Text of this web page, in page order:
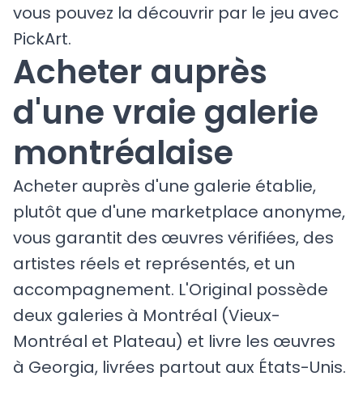
vous pouvez la découvrir par le jeu avec
PickArt.
Acheter auprès
d'une vraie galerie
montréalaise
Acheter auprès d'une galerie établie,
plutôt que d'une marketplace anonyme,
vous garantit des œuvres vérifiées, des
artistes réels et représentés, et un
accompagnement. L'Original possède
deux galeries à Montréal (Vieux-
Montréal et Plateau) et livre les œuvres
à Georgia, livrées partout aux États-Unis.